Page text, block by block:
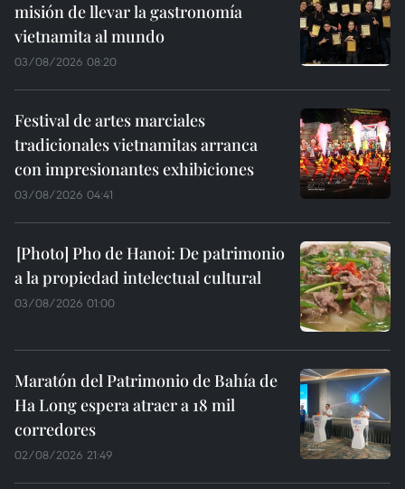
misión de llevar la gastronomía
vietnamita al mundo
03/08/2026 08:20
Festival de artes marciales
tradicionales vietnamitas arranca
con impresionantes exhibiciones
03/08/2026 04:41
Pho de Hanoi: De patrimonio
a la propiedad intelectual cultural
03/08/2026 01:00
Maratón del Patrimonio de Bahía de
Ha Long espera atraer a 18 mil
corredores
02/08/2026 21:49